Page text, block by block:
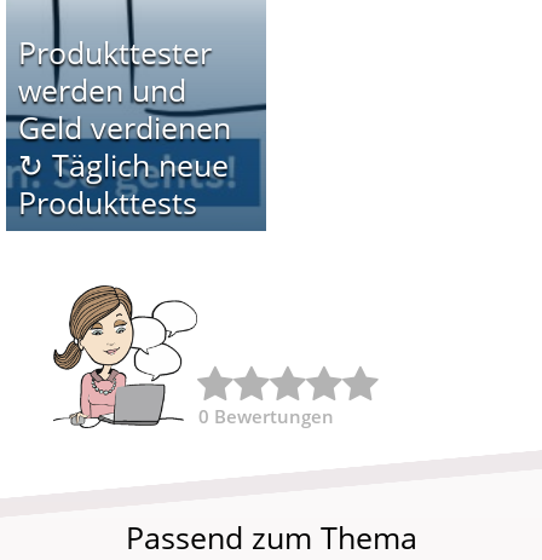
Produkttester
werden und
Geld verdienen
↻ Täglich neue
Produkttests
0 Bewertungen
Passend zum Thema